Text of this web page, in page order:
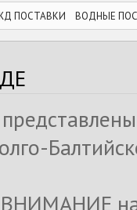
ПОСТАВКИ ВОДНЫЕ
на